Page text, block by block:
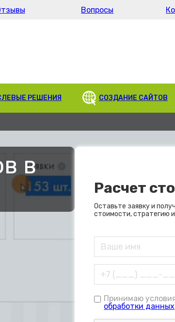
Вопросы
РЕШЕНИЯ СОЗДАНИЕ САЙТОВ
в
Расчет
Оставьте заявку и
стоимости, стратегию
Принимаю
обработки данных